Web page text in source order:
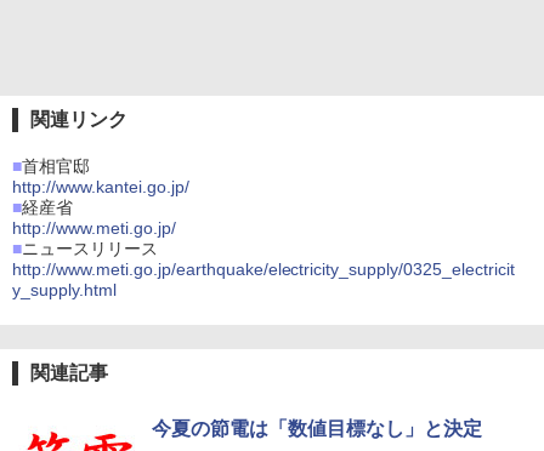
関連リンク
■首相官邸
http://www.kantei.go.jp/
■経産省
http://www.meti.go.jp/
■ニュースリリース
http://www.meti.go.jp/earthquake/electricity_supply/0325_electricit
y_supply.html
関連記事
今夏の節電は「数値目標なし」と決定